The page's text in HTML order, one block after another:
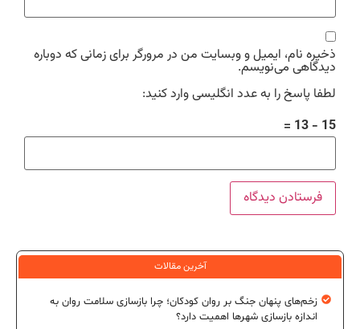
ذخیره نام، ایمیل و وبسایت من در مرورگر برای زمانی که دوباره
دیدگاهی می‌نویسم.
لطفا پاسخ را به عدد انگلیسی وارد کنید:
15 − 13 =
آخرین مقالات
زخم‌های پنهان جنگ بر روان کودکان؛ چرا بازسازی سلامت روان به
اندازه بازسازی شهرها اهمیت دارد؟